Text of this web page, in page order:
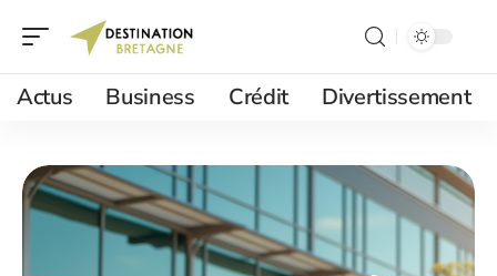
Actus Business Crédit Divertissement